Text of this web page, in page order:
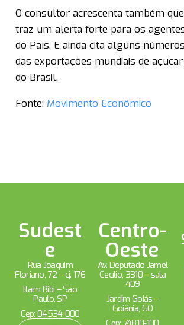
O consultor acrescenta também
traz um alerta forte para os
do País. E ainda cita alguns
das exportações mundiais de
do Brasil.
Fonte: Movimento Econômico
Sudest
e
Rua Joaquim
Floriano, 72 – cj. 176
Itaim Bibi – São
Paulo, SP
Cep: 04534-000
Centro-
Oeste
Av. Deputado Jamel
Cecílio, 3310 – sala
409
Jardim Goiás –
Goiânia, GO